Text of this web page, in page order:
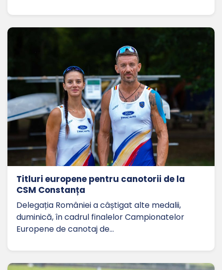
Titluri europene pentru canotorii de la
CSM Constanța
Delegația României a câștigat alte medalii,
duminică, în cadrul finalelor Campionatelor
Europene de canotaj de…